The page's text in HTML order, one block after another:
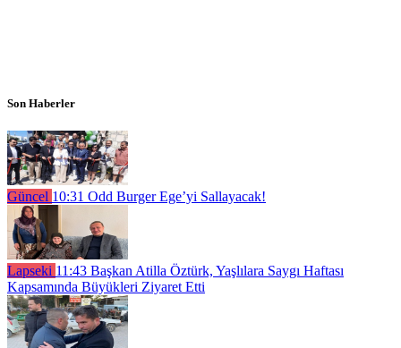
Son Haberler
Güncel 10:31 Odd Burger Ege’yi Sallayacak!
Lapseki 11:43 Başkan Atilla Öztürk, Yaşlılara Saygı Haftası
Kapsamında Büyükleri Ziyaret Etti